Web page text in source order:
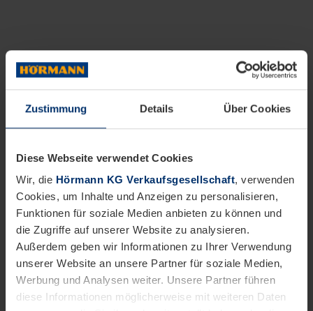
Zustimmung Details Über Cookies
Diese Webseite verwendet Cookies
Wir, die Hörmann KG Verkaufsgesellschaft, verwenden
Cookies, um Inhalte und Anzeigen zu personalisieren,
Funktionen für soziale Medien anbieten zu können und
die Zugriffe auf unserer Website zu analysieren.
Außerdem geben wir Informationen zu Ihrer Verwendung
unserer Website an unsere Partner für soziale Medien,
Werbung und Analysen weiter. Unsere Partner führen
diese Informationen möglicherweise mit weiteren Daten